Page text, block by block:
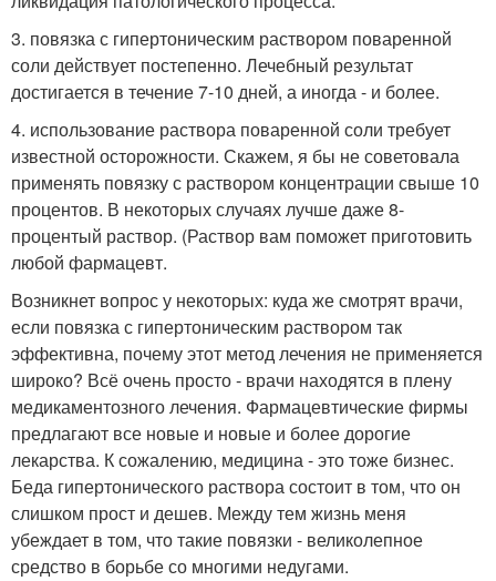
3. повязка с гипертоническим раствором поваренной
соли действует постепенно. Лечебный результат
достигается в течение 7-10 дней, а иногда - и более.
4. использование раствора поваренной соли требует
известной осторожности. Скажем, я бы не советовала
применять повязку с раствором концентрации свыше 10
процентов. В некоторых случаях лучше даже 8-
процентый раствор. (Раствор вам поможет приготовить
любой фармацевт.
Возникнет вопрос у некоторых: куда же смотрят врачи,
если повязка с гипертоническим раствором так
эффективна, почему этот метод лечения не применяется
широко? Всё очень просто - врачи находятся в плену
медикаментозного лечения. Фармацевтические фирмы
предлагают все новые и новые и более дорогие
лекарства. К сожалению, медицина - это тоже бизнес.
Беда гипертонического раствора состоит в том, что он
слишком прост и дешев. Между тем жизнь меня
убеждает в том, что такие повязки - великолепное
средство в борьбе со многими недугами.